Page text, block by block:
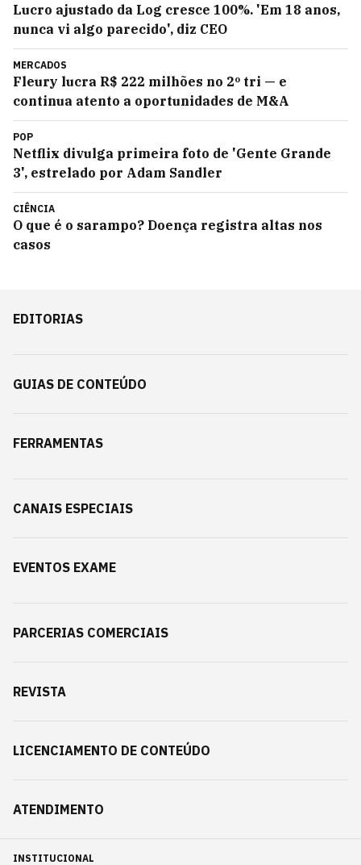
Lucro ajustado da Log cresce 100%. 'Em 18 anos,
nunca vi algo parecido', diz CEO
MERCADOS
Fleury lucra R$ 222 milhões no 2º tri — e
continua atento a oportunidades de M&A
POP
Netflix divulga primeira foto de 'Gente Grande
3', estrelado por Adam Sandler
CIÊNCIA
O que é o sarampo? Doença registra altas nos
casos
EDITORIAS
GUIAS DE CONTEÚDO
FERRAMENTAS
CANAIS ESPECIAIS
EVENTOS EXAME
PARCERIAS COMERCIAIS
REVISTA
LICENCIAMENTO DE CONTEÚDO
ATENDIMENTO
INSTITUCIONAL